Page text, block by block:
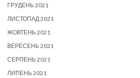
ГРУДЕНЬ 2021
ЛИСТОПАД 2021
ЖОВТЕНЬ 2021
ВЕРЕСЕНЬ 2021
СЕРПЕНЬ 2021
ЛИПЕНЬ 2021